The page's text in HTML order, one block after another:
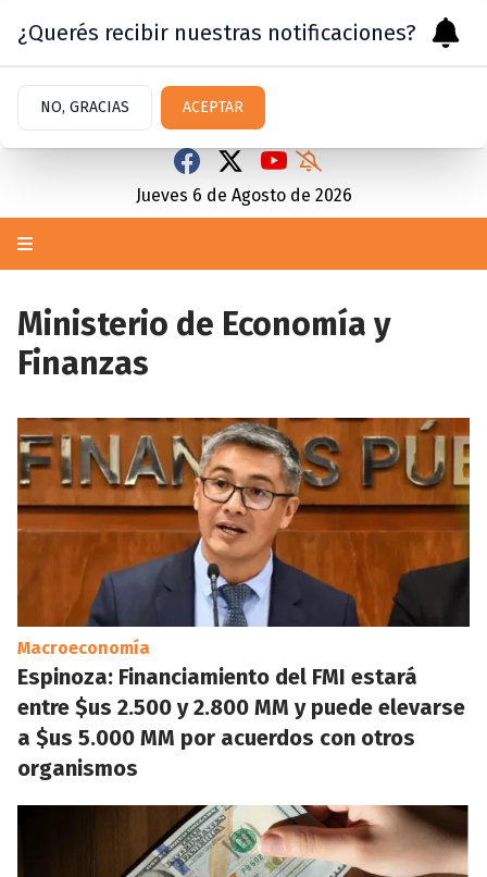
Jueves 6 de Agosto de 2026
Ministerio de Economía y
Finanzas
Macroeconomía
Espinoza: Financiamiento del FMI estará
entre $us 2.500 y 2.800 MM y puede elevarse
a $us 5.000 MM por acuerdos con otros
organismos
¿Querés recibir nuestras notificaciones?
NO, GRACIAS ACEPTAR